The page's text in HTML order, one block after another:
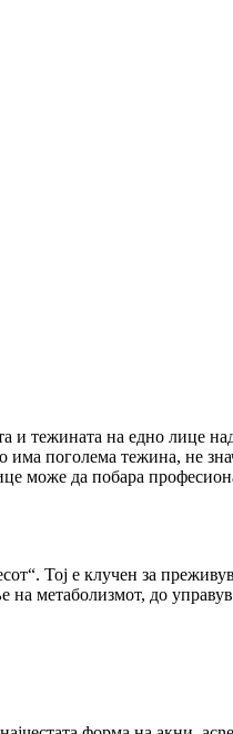
тежината на едно лице
поголема тежина, не
може да побара
Тој е клучен за
метаболизмот, до